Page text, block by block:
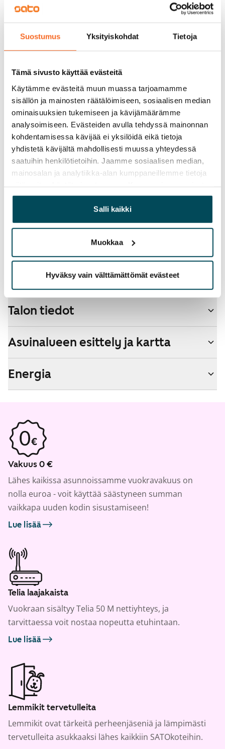
Suostumus Yksityiskohdat Tietoja
Tämä sivusto käyttää evästeitä
Käytämme evästeitä muun muassa tarjoamamme
sisällön ja mainosten räätälöimiseen, sosiaalisen median
ominaisuuksien tukemiseen ja kävijämäärämme
analysoimiseen. Evästeiden avulla tehdyssä mainonnan
kohdentamisessa kävijää ei yksilöidä eikä tietoja
yhdistetä kävijältä mahdollisesti muussa yhteydessä
saatuihin henkilötietoihin. Jaamme sosiaalisen median,
mainosalan ja analytiikka-alan kumppaneillemme tietoja
yhdistää näitä tietoja muihin tietoihin, joita olet antanut
heille tai joita on kerätty, kun olet käyttänyt heidän
palvelujaan.
Salli kaikki
Muokkaa
Hyväksy vain välttämättömät evästeet
Vuokra
Vuokravakuus
Pakollinen, ei sisälly vuokraan
Vesimaksu
27 €/hlö/kk
Sähkömaksu
Vuokralainen solmii itse sähkösopimuksen.
Laajakaista
Vuokraan sisältyy 50 M laajakaistaliittymä. Voit hankkia
lisänopeutta etuhintaan ottamalla yhteyttä
Lemmikit sallittu
Savuton talo
Talon tiedot
Asuinalueen esittely ja kartta
Energia
Vakuus 0 €
Lähes kaikissa asunnoissamme vuokravakuus on
nolla euroa - voit käyttää säästyneen summan
vaikkapa uuden kodin sisustamiseen!
Lue lisää
Telia laajakaista
Vuokraan sisältyy Telia 50 M nettiyhteys, ja
tarvittaessa voit nostaa nopeutta etuhintaan.
Lue lisää
Lemmikit tervetulleita
Lemmikit ovat tärkeitä perheenjäseniä ja lämpimästi
tervetulleita asukkaaksi lähes kaikkiin SATOkoteihin.